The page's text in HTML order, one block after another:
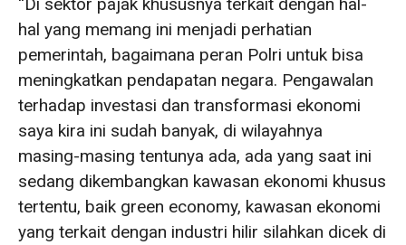
hal yang memang ini menjadi perhatian
pemerintah, bagaimana peran Polri untuk bisa
meningkatkan pendapatan negara. Pengawalan
terhadap investasi dan transformasi ekonomi
saya kira ini sudah banyak, di wilayahnya
masing-masing tentunya ada, ada yang saat ini
sedang dikembangkan kawasan ekonomi khusus
tertentu, baik green economy, kawasan ekonomi
yang terkait dengan industri hilir silahkan dicek di